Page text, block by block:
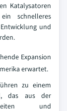
Katalysatoren
schnelleres
und
Expansion
erwartet.
zu einem
das aus der
und